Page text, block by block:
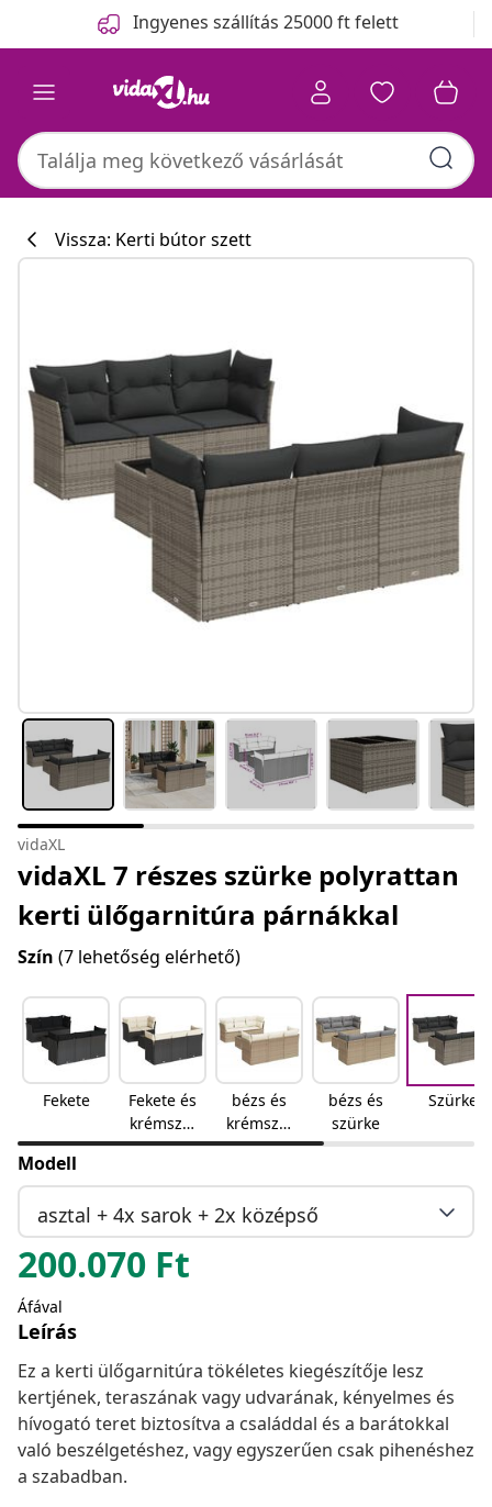
Ingyenes szállítás 25000 ft felett
Vissza: Kerti bútor szett
vidaXL
vidaXL 7 részes szürke polyrattan
kerti ülőgarnitúra párnákkal
Szín (7 lehetőség elérhető)
Fekete
Fekete és
krémszín
ű
bézs és
krémszín
ű
bézs és
szürke
Szürke
Modell
asztal + 4x sarok + 2x középső
200.070 Ft
Áfával
Leírás
Ez a kerti ülőgarnitúra tökéletes kiegészítője lesz
kertjének, teraszának vagy udvarának, kényelmes és
hívogató teret biztosítva a családdal és a barátokkal
való beszélgetéshez, vagy egyszerűen csak pihenéshez
a szabadban.